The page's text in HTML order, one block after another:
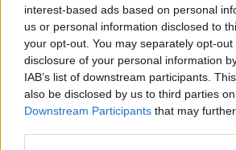
interest-based ads based on personal
us or personal information disclosed to
your opt-out. You may separately opt-
disclosure of your personal information
IAB’s list of downstream participants.
also be disclosed by us to third parties
Downstream Participants that may
Vis dėlto sidabru nuspalvintą
nudžiugino ne visos jaunųjų
krepšininkų komandos.
kelialapį į Europos
įvykdė tik viena iš dviejų B